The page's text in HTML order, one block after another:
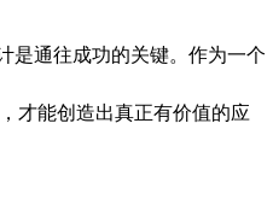
是通往成功的关键。作为一个
才能创造出真正有价值的应